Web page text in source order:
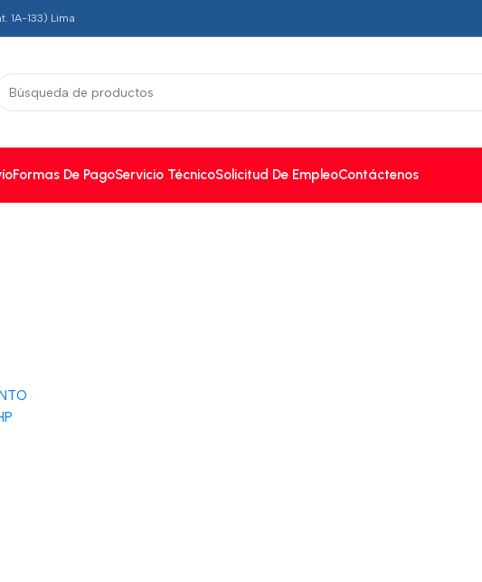
1A-133) Lima
Formas De PagoServicio TécnicoSolicitud De EmpleoContáctenos